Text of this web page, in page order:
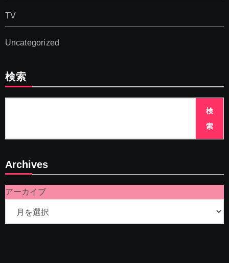
TV
Uncategorized
検索
検
索
Archives
アーカイブ